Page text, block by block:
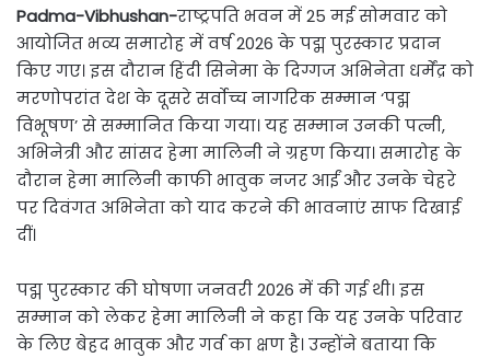
Padma-Vibhushan-राष्ट्रपति भवन में 25 मई सोमवार को
आयोजित भव्य समारोह में वर्ष 2026 के पद्म पुरस्कार प्रदान
किए गए। इस दौरान हिंदी सिनेमा के दिग्गज अभिनेता धर्मेंद्र को
मरणोपरांत देश के दूसरे सर्वोच्च नागरिक सम्मान ‘पद्म
विभूषण’ से सम्मानित किया गया। यह सम्मान उनकी पत्नी,
अभिनेत्री और सांसद हेमा मालिनी ने ग्रहण किया। समारोह के
दौरान हेमा मालिनी काफी भावुक नजर आईं और उनके चेहरे
पर दिवंगत अभिनेता को याद करने की भावनाएं साफ दिखाई
दीं।
पद्म पुरस्कार की घोषणा जनवरी 2026 में की गई थी। इस
सम्मान को लेकर हेमा मालिनी ने कहा कि यह उनके परिवार
के लिए बेहद भावुक और गर्व का क्षण है। उन्होंने बताया कि